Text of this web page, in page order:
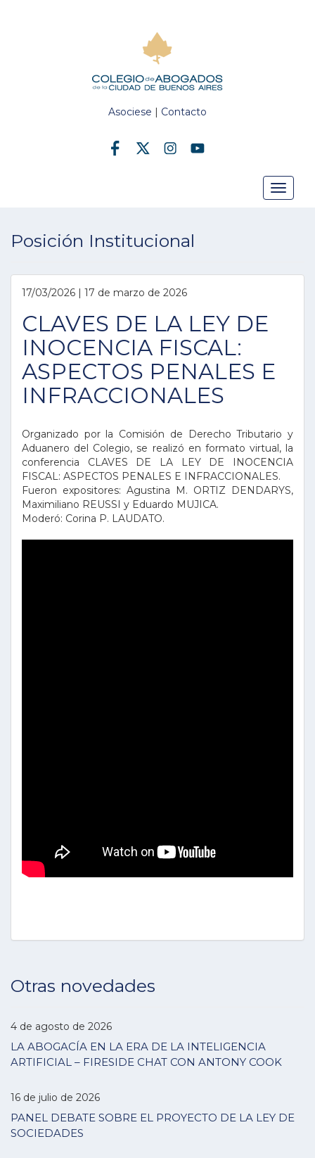
Asociese | Contacto
Toggle
Posición Institucional
17/03/2026 | 17 de marzo de 2026
CLAVES DE LA LEY DE
INOCENCIA FISCAL:
ASPECTOS PENALES E
INFRACCIONALES
Organizado por la Comisión de Derecho Tributario y
Aduanero del Colegio, se realizó en formato virtual, la
conferencia CLAVES DE LA LEY DE INOCENCIA
FISCAL: ASPECTOS PENALES E INFRACCIONALES.
Fueron expositores: Agustina M. ORTIZ DENDARYS,
Maximiliano REUSSI y Eduardo MUJICA.
Moderó: Corina P. LAUDATO.
Otras novedades
4 de agosto de 2026
LA ABOGACÍA EN LA ERA DE LA INTELIGENCIA
ARTIFICIAL – FIRESIDE CHAT CON ANTONY COOK
16 de julio de 2026
PANEL DEBATE SOBRE EL PROYECTO DE LA LEY DE
SOCIEDADES